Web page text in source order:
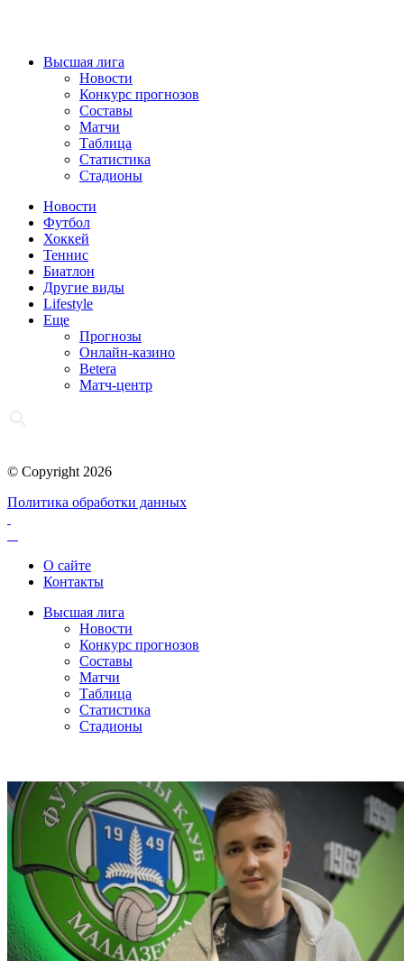
Высшая лига
Новости
Конкурс прогнозов
Составы
Матчи
Таблица
Статистика
Стадионы
Новости
Футбол
Хоккей
Теннис
Биатлон
Другие виды
Lifestyle
Еще
Прогнозы
Онлайн-казино
Betera
Матч-центр
© Copyright 2026
Политика обработки данных
О сайте
Контакты
Высшая лига
Новости
Конкурс прогнозов
Составы
Матчи
Таблица
Статистика
Стадионы